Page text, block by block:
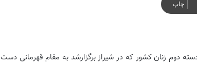
چاپ
دوم زنان کشور که در شیراز برگزارشد به مقام قهرمانی دست